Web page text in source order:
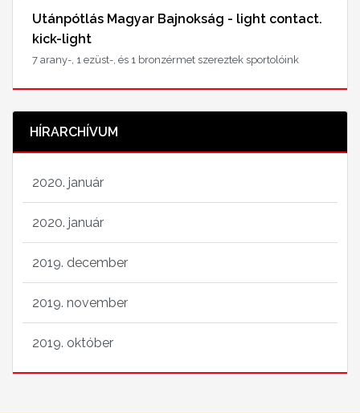
Utánpótlás Magyar Bajnokság - light contact.
kick-light
7 arany-, 1 ezüst-, és 1 bronzérmet szereztek sportolóink
HÍRARCHÍVUM
2020. január
2020. január
2019. december
2019. november
2019. október